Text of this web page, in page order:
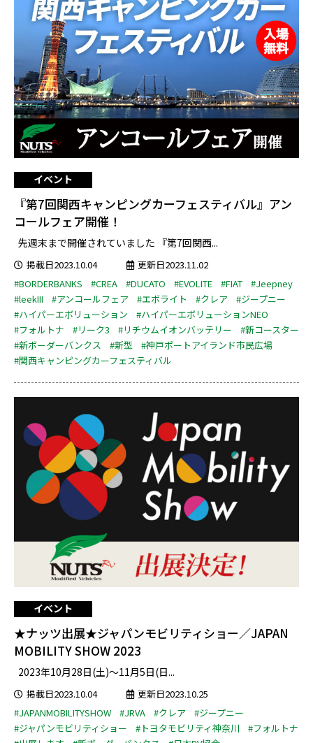
イベント
『第7回関西キャンピングカーフェスティバル』アン
コールフェア開催！
先週末まで開催されていました 『第7回関西...
掲載日2023.10.04
更新日2023.11.02
#BORDERBANKS
#CREA #DUCATO #EVOLITE #FIAT
#Jeepney
#leekIII
#アンコールフェア #エボライト #クレア
#ジープニー
#ハイパーエボリューション
#ハイパーエボリューションNEO
#フォルトナ
#リーク3 #リチウムイオンバッテリー
#新コースター
#新ボーダーバンクス
#新型
#神戸ポートアイランド市民広場
#関西キャンピングカーフェスティバル
イベント
★ナッツ出展★ジャパンモビリティショー／JAPAN
MOBILITY SHOW 2023
2023年10月28日(土)～11月5日(日...
掲載日2023.10.04
更新日2023.10.25
#JAPANMOBILITYSHOW
#JRVA #クレア
#ジープニー
#ジャパンモビリティショー
#トヨタモビリティ神奈川
#フォルトナ